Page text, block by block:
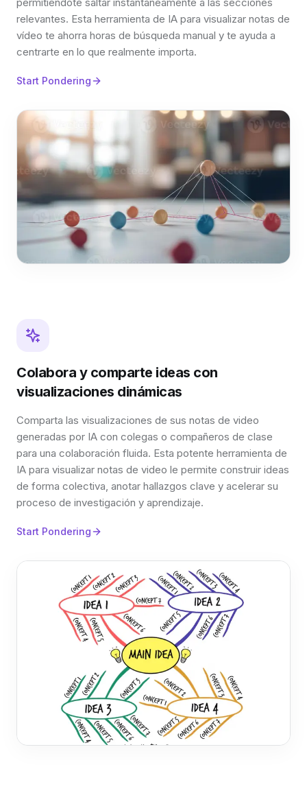
relevantes. Esta herramienta de IA para visualizar notas de
vídeo te ahorra horas de búsqueda manual y te ayuda a
centrarte en lo que realmente importa.
Start Pondering
Colabora y comparte ideas con
visualizaciones dinámicas
Comparta las visualizaciones de sus notas de video
generadas por IA con colegas o compañeros de clase
para una colaboración fluida. Esta potente herramienta de
IA para visualizar notas de video le permite construir ideas
de forma colectiva, anotar hallazgos clave y acelerar su
proceso de investigación y aprendizaje.
Start Pondering